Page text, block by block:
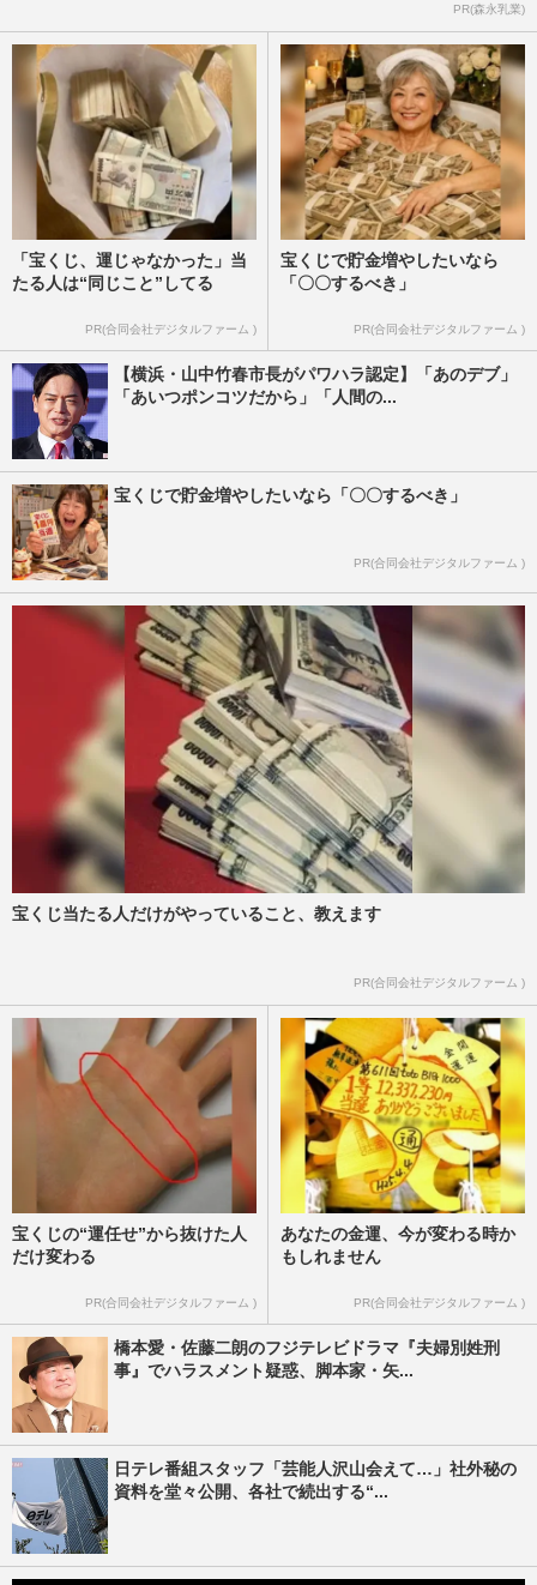
PR(森永乳業)
「宝くじ、運じゃなかった」当
たる人は“同じこと”してる
PR(合同会社デジタルファーム )
宝くじで貯金増やしたいなら
「〇〇するべき」
PR(合同会社デジタルファーム )
【横浜・山中竹春市長がパワハラ認定】「あのデブ」
「あいつポンコツだから」「人間の...
宝くじで貯金増やしたいなら「〇〇するべき」
PR(合同会社デジタルファーム )
宝くじ当たる人だけがやっていること、教えます
PR(合同会社デジタルファーム )
宝くじの“運任せ”から抜けた人
だけ変わる
PR(合同会社デジタルファーム )
あなたの金運、今が変わる時か
もしれません
PR(合同会社デジタルファーム )
橋本愛・佐藤二朗のフジテレビドラマ『夫婦別姓刑
事』でハラスメント疑惑、脚本家・矢...
日テレ番組スタッフ「芸能人沢山会えて…」社外秘の
資料を堂々公開、各社で続出する“...